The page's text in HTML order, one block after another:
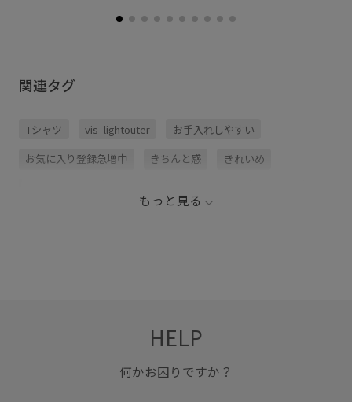
関連タグ
Tシャツ vis_lightouter お手入れしやすい
お気に入り登録急増中 きちんと感 きれいめ
マーメイドスカート
ワンピース 優秀アイテム
もっと見る
HELP
何かお困りですか？